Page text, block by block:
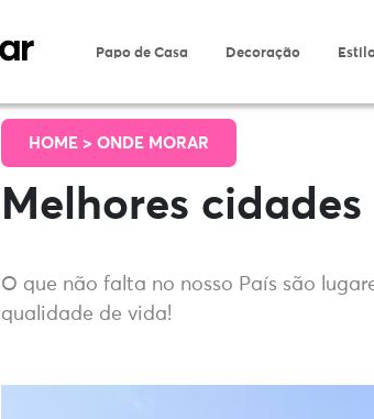
Papo de Casa Decoração
HOME > ONDE MORAR
Melhores
O que não falta no nosso País são
qualidade de vida!